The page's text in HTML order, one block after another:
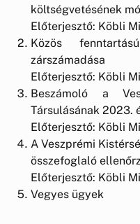
költségvetésének
Előterjesztő: Köbli
Közös
zárszámadása
Előterjesztő: Köbli
Beszámoló a
Társulásának 2023.
Előterjesztő: Köbli
A Veszprémi
összefoglaló
Előterjesztő: Köbli
Vegyes ügyek